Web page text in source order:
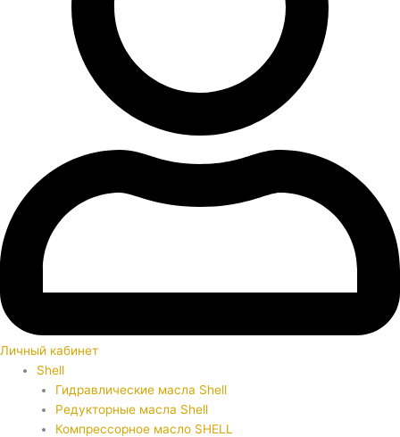
Личный кабинет
Shell
Гидравлические масла Shell
Редукторные масла Shell
Компрессорное масло SHELL